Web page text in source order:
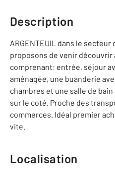
Description
ARGENTEUIL dans le
proposons de venir découvrir
comprenant: entrée, séjour
aménagée, une buanderie
chambres et une salle de
sur le coté. Proche des
commerces. Idéal premier
vite.
Localisation